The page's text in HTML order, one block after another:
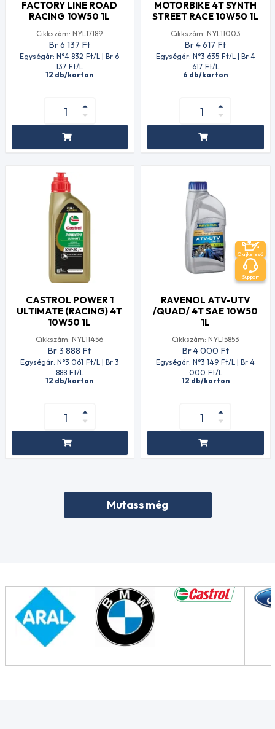
FACTORY LINE ROAD
RACING 10W50 1L
Cikkszám: NYL17189
Br 6 137 Ft
Egységár: N°4 832 Ft/L | Br 6
137 Ft/L
12 db/karton
MOTORBIKE 4T SYNTH
STREET RACE 10W50 1L
Cikkszám: NYL11003
Br 4 617 Ft
Egységár: N°3 635 Ft/L | Br 4
617 Ft/L
6 db/karton
CASTROL POWER 1
ULTIMATE (RACING) 4T
10W50 1L
Cikkszám: NYL11456
Br 3 888 Ft
Egységár: N°3 061 Ft/L | Br 3
888 Ft/L
12 db/karton
RAVENOL ATV-UTV
/QUAD/ 4T SAE 10W50
1L
Cikkszám: NYL15853
Br 4 000 Ft
Egységár: N°3 149 Ft/L | Br 4
000 Ft/L
12 db/karton
Mutass még
Olajkereső
Support